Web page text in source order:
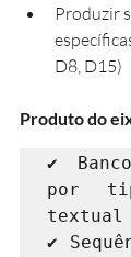
Produzir
D8, D15)
Produto do
✔
por
textual
✔